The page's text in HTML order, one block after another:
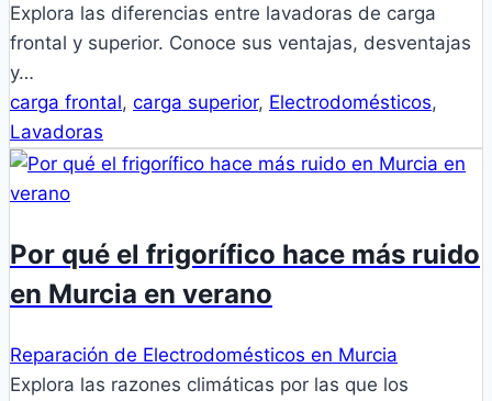
Explora las diferencias entre lavadoras de carga
frontal y superior. Conoce sus ventajas, desventajas
y…
carga frontal, carga superior, Electrodomésticos,
Lavadoras
Por qué el frigorífico hace más ruido
en Murcia en verano
Reparación de Electrodomésticos en Murcia
Explora las razones climáticas por las que los